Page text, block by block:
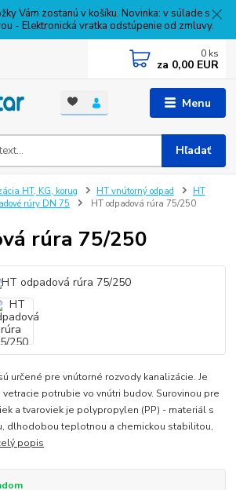
Vám zostanú v košíku. Novinka: v súlade s
- Elektronická vratka odstúpenie od zmluvy.
Menu
Hľadať
0 ks
za 0,00 EUR
HT, KG, korug HT vnútorný odpad
HT
rúry DN 75 HT odpadová rúra 75/250
rúra 75/250
určené pre vnútorné rozvody kanalizácie. Je
potrubie vo vnútri budov. Surovinou pre
a tvaroviek je polypropylen (PP) - materiál s
dlhodobou teplotnou a chemickou stabilitou,
popis